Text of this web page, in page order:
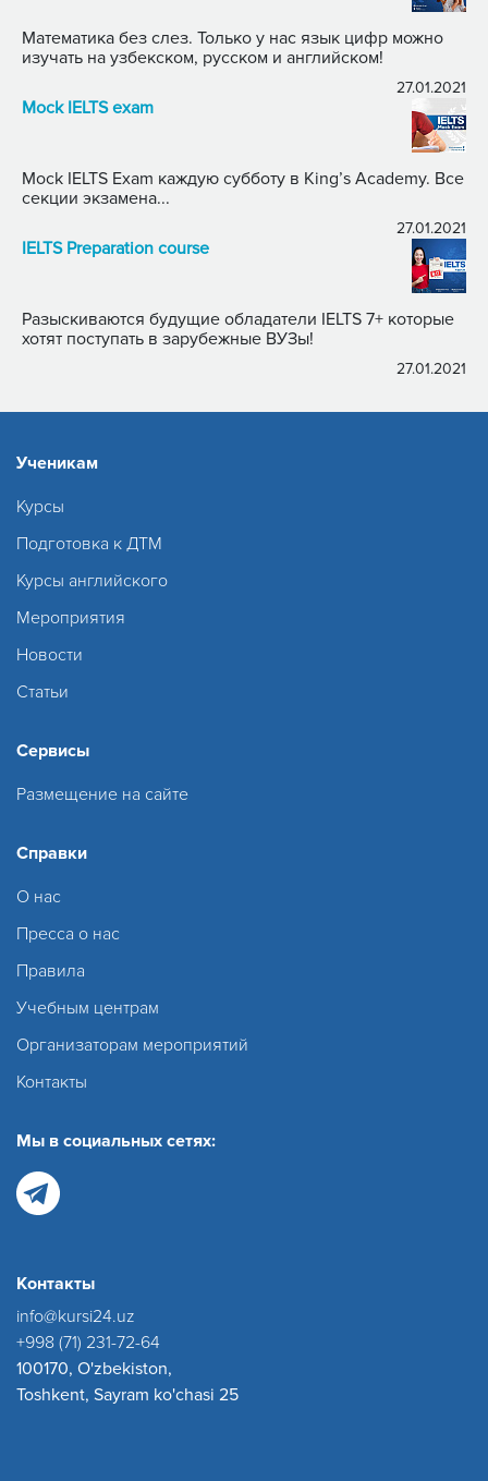
Математика без слез. Только у нас язык цифр можно
изучать на узбекском, русском и английском!
27.01.2021
Mock IELTS exam
Mock IELTS Exam каждую субботу в King’s Academy. Все
секции экзамена...
27.01.2021
IELTS Preparation course
Разыскиваются будущие обладатели IELTS 7+ которые
хотят поступать в зарубежные ВУЗы!
27.01.2021
Ученикам
Курсы
Подготовка к ДТМ
Курсы английского
Мероприятия
Новости
Статьи
Сервисы
Размещение на сайте
Справки
О нас
Пресса о нас
Правила
Учебным центрам
Организаторам мероприятий
Контакты
Мы в социальных сетях:
Контакты
info@kursi24.uz
+998 (71) 231-72-64
100170, O'zbekiston,
Toshkent, Sayram ko'chasi 25